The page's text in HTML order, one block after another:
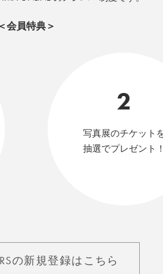
＜会員特典＞
2
写真展のチケット
抽選でプレゼント
の新規登録はこちら